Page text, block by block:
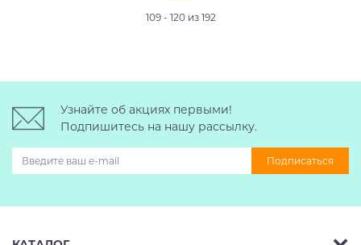
109 - 120 из 192
Узнайте об акциях первыми!
Подпишитесь на нашу рассылку.
Подписаться